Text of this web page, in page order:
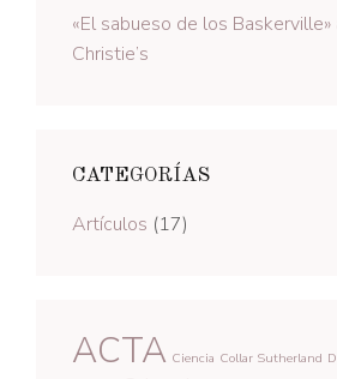
«El sabueso de los Baskerville»
Christie’s
CATEGORÍAS
Artículos (17)
ACTA Ciencia Collar Sutherland